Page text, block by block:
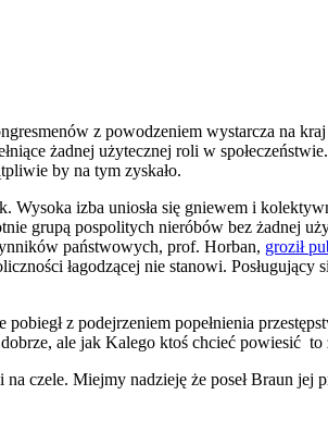
z powodzeniem wystarcza na kraj
żadnej użytecznej roli w
by na tym zyskało.
izba uniosła się gniewem i
grupą pospolitych nieróbów bez żadnej
państwowych, prof. Horban, groził
łagodzącej nie stanowi. Posługujący
z podejrzeniem popełnienia
ale jak Kalego ktoś chcieć powiesić to
czele. Miejmy nadzieję że poseł Braun jej